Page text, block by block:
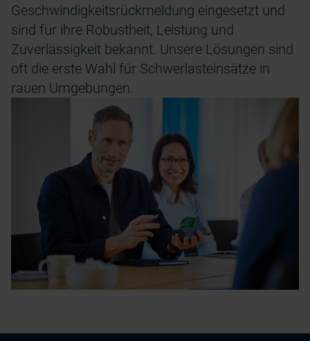
Geschwindigkeitsrückmeldung eingesetzt und
sind für ihre Robustheit, Leistung und
Zuverlässigkeit bekannt. Unsere Lösungen sind
oft die erste Wahl für Schwerlasteinsätze in
rauen Umgebungen.